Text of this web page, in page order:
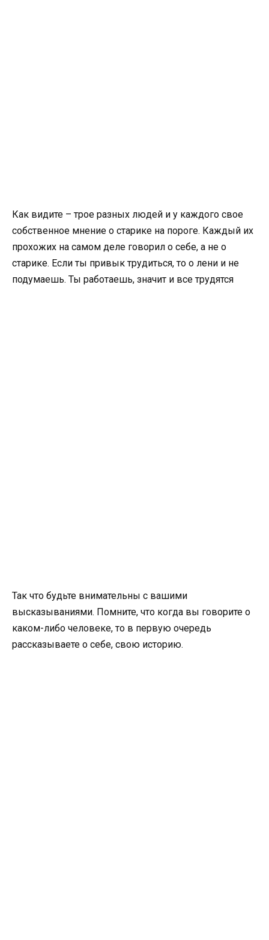
Как видите – трое разных людей и у каждого свое
собственное мнение о старике на пороге. Каждый их
прохожих на самом деле говорил о себе, а не о
старике. Если ты привык трудиться, то о лени и не
подумаешь. Ты работаешь, значит и все трудятся
Так что будьте внимательны с вашими
высказываниями. Помните, что когда вы говорите о
каком-либо человеке, то в первую очередь
рассказываете о себе, свою историю.